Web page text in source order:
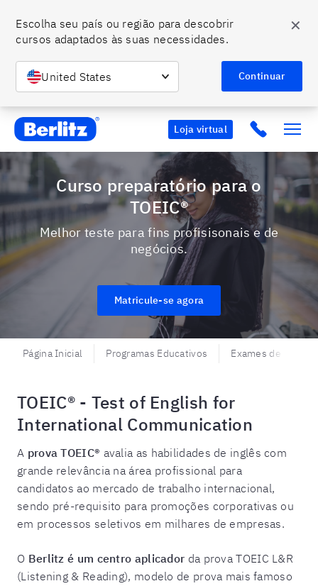
Escolha seu país ou região para descobrir
cursos adaptados às suas necessidades.
United States Continuar
✕
Berlitz BR Loja virtual Click to
Curso preparatório para o
TOEIC®
Melhor teste para fins profisisonais e de
negócios.
Matricule-se agora
Página Inicial Programas Educativos Exames de
TOEIC® - Test of English for
International Communication
A prova TOEIC® avalia as habilidades de inglês com
grande relevância na área profissional para
candidatos ao mercado de trabalho internacional,
sendo pré-requisito para promoções corporativas ou
em processos seletivos em milhares de empresas.
O Berlitz é um centro aplicador da prova TOEIC L&R
(Listening & Reading), modelo de prova mais famoso